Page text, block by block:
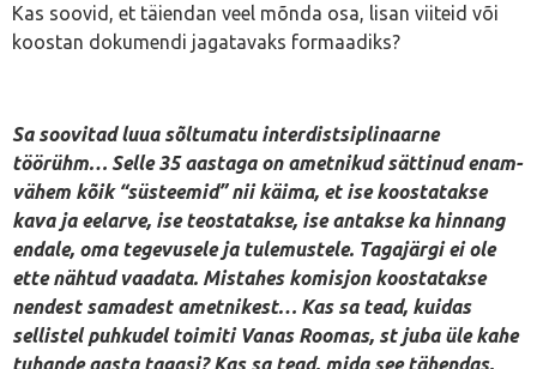
Kas soovid, et täiendan veel mõnda osa, lisan viiteid või
koostan dokumendi jagatavaks formaadiks?
Sa soovitad luua sõltumatu interdistsiplinaarne
töörühm… Selle 35 aastaga on ametnikud sättinud enam-
vähem kõik “süsteemid” nii käima, et ise koostatakse
kava ja eelarve, ise teostatakse, ise antakse ka hinnang
endale, oma tegevusele ja tulemustele. Tagajärgi ei ole
ette nähtud vaadata. Mistahes komisjon koostatakse
nendest samadest ametnikest… Kas sa tead, kuidas
sellistel puhkudel toimiti Vanas Roomas, st juba üle kahe
tuhande aasta tagasi? Kas sa tead, mida see tähendas,